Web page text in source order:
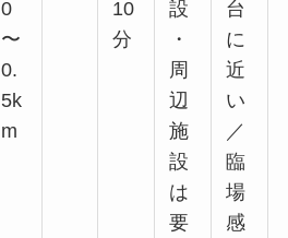
0
〜
0.
5k
m
10
分
設
・
周
辺
施
設
は
要
台
に
近
い
／
臨
場
感